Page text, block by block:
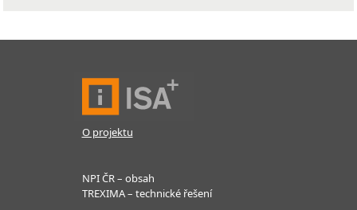
O projektu
NPI ČR – obsah
TREXIMA – technické řešení